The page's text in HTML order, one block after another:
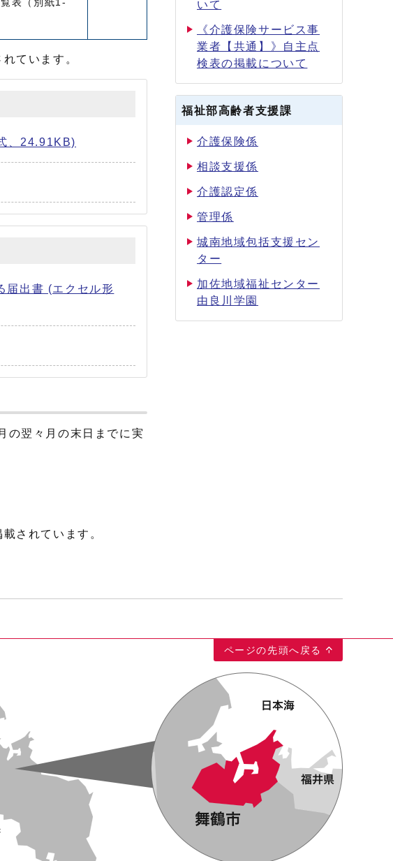
表（別紙1-
ています。
、24.91KB)
届出書 (エクセル形
の翌々月の末日までに実
載されています。
いて
《介護保険サービス事
業者【共通】》自主点
検表の掲載について
福祉部高齢者支援課
介護保険係
相談支援係
介護認定係
管理係
城南地域包括支援セン
ター
加佐地域福祉センター
由良川学園
ページの先頭へ戻る